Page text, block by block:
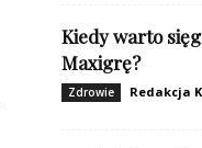
Kiedy warto
Maxigrę?
Zdrowie Redakcja